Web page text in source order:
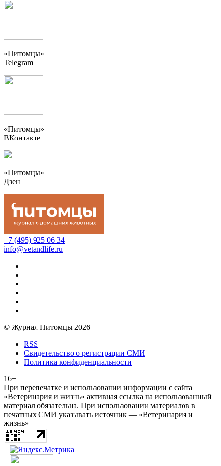
«Питомцы»
Telegram
«Питомцы»
ВКонтакте
«Питомцы»
Дзен
+7 (495) 925 06 34
info@vetandlife.ru
© Журнал Питомцы 2026
RSS
Свидетельство о регистрации СМИ
Политика конфиденциальности
16+
При перепечатке и использовании информации с сайта
«Ветеринария и жизнь» активная ссылка на использованный
материал обязательна. При использовании материалов в
печатных СМИ указывать источник — «Ветеринария и
жизнь»